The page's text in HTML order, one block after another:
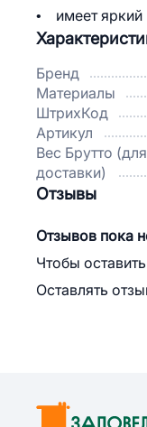
• имеет яркий
Бренд
Материалы
ШтрихКод
Артикул
Вес Брутто
доставки)
Отзывы
Отзывов пока
Чтобы
Оставлять